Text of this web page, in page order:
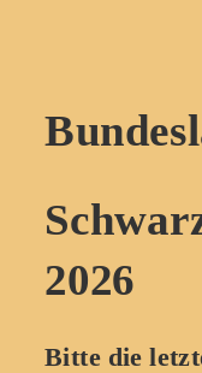
2026
Bitte die